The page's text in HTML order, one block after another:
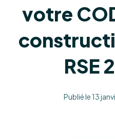
votre
RSE
Publié le13